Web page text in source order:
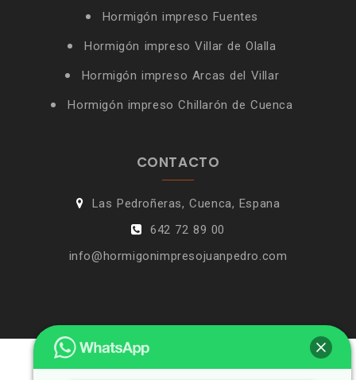
Hormigón impreso Fuentes
Hormigón impreso Villar de Olalla
Hormigón impreso Arcas del Villar
Hormigón impreso Chillarón de Cuenca
CONTACTO
Las Pedroñeras, Cuenca, Espana
642 72 89 00
info@hormigonimpresojuanpedro.com